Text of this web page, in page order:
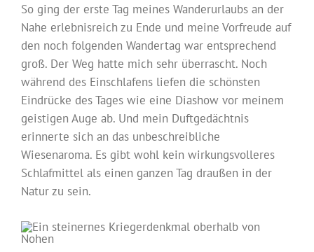
So ging der erste Tag meines Wanderurlaubs an der
Nahe erlebnisreich zu Ende und meine Vorfreude auf
den noch folgenden Wandertag war entsprechend
groß. Der Weg hatte mich sehr überrascht. Noch
während des Einschlafens liefen die schönsten
Eindrücke des Tages wie eine Diashow vor meinem
geistigen Auge ab. Und mein Duftgedächtnis
erinnerte sich an das unbeschreibliche
Wiesenaroma. Es gibt wohl kein wirkungsvolleres
Schlafmittel als einen ganzen Tag draußen in der
Natur zu sein.